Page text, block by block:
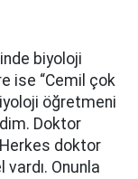
biyoloji
ise “Cemil çok
öğretmeni
Doktor
doktor
Onunla